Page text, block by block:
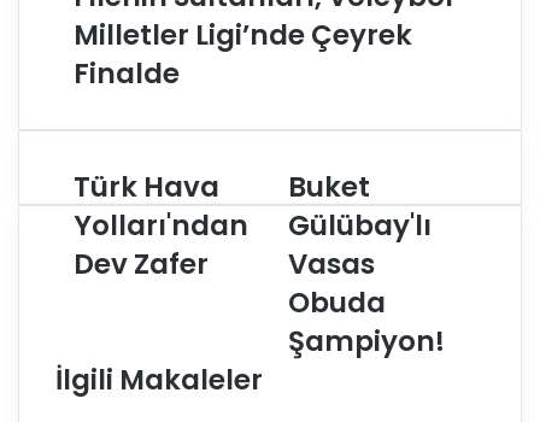
Milletler Ligi’nde Çeyrek
Finalde
T
ü
r
k
Y
Türk Hava
Yolları'ndan
Dev Zafer
B
u
k
e
G
ü
Buket
Gülübay'lı
Vasas
Obuda
Şampiyon!
İlgili Makaleler